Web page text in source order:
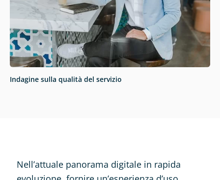
Indagine sulla qualità del servizio
Nell’attuale panorama digitale in rapida